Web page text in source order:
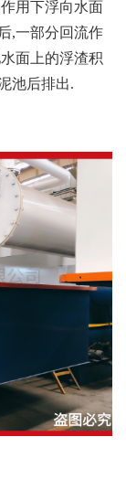
用下浮向水面
,一部分回流作
面上的浮渣积
池后排出.